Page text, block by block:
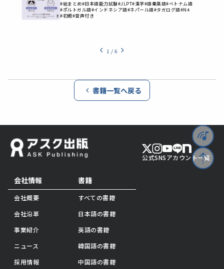
#総まとめ#日本語能力試験#JLPT#漢字#語彙英語#ベトナム語
#ポルトガル語#インドネシア語#ネパール語#タガログ語#N4
#初級#音声付き
1 / 6
書籍一覧へ戻る
会社情報
会社概要
会社沿革
事業紹介
ニュース
採用情報
書籍
すべての書籍
日本語の書籍
英語の書籍
韓国語の書籍
中国語の書籍
公式SNSアカウント一覧